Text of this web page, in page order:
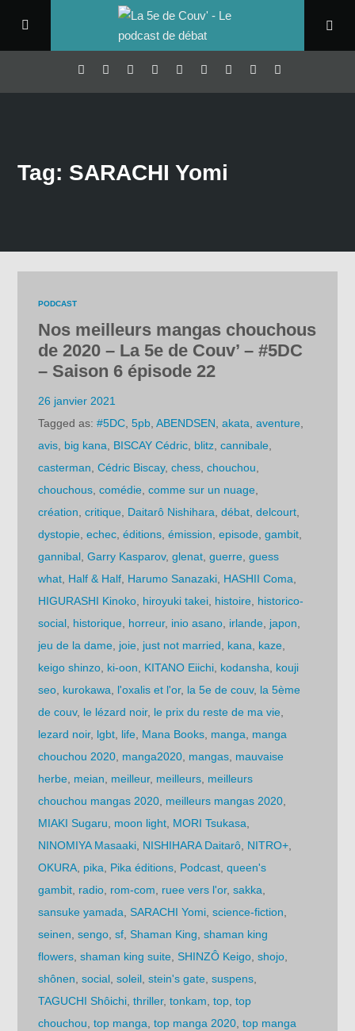
Tag: SARACHI Yomi
PODCAST
Nos meilleurs mangas chouchous
de 2020 – La 5e de Couv’ – #5DC
– Saison 6 épisode 22
26 janvier 2021
Tagged as:#5DC ,5pb ,ABENDSEN ,akata ,aventure
avis big kana BISCAY Cédric blitz ,cannibale
casterman ,Cédric Biscay,chess ,chouchou
chouchous ,comédie ,comme sur un nuage
création ,critique Daitarô Nishihara ,débat ,delcourt
dystopie ,echec ,éditions ,émission ,episode ,gambit
gannibal ,Garry Kasparov,glenat ,guerre ,guess
what Half & Half Harumo Sanazaki HASHII Coma
HIGURASHI Kinoko hiroyuki takei histoire historico-
social historique horreur, inio asano irlande japon
jeu de la dame joie just not married kana kaze
keigo shinzo ki-oon KITANO Eiichi kodansha
kouji
seo kurokawa l'oxalis et l'or, la 5e de couv, la 5ème
de couv, le lézard noir, le prix du reste de ma vie
lezard noir, lgbt life Mana Books manga
manga
chouchou 2020 manga2020 mangas mauvaise
herbe meian meilleur, meilleurs meilleurs
chouchou mangas 2020 meilleurs mangas 2020
MIAKI Sugaru
moon light MORI Tsukasa
NINOMIYA Masaaki NISHIHARA Daitarô NITRO+
OKURA pika Pika éditions Podcast ,queen's
gambit radio rom-com ruee vers l'or,sakka
sansuke yamada ,SARACHI Yomi ,science-fiction
seinen ,sengo ,sf ,Shaman King ,shaman king
flowers ,shaman king suite ,SHINZÔ Keigo ,shojo
shônen ,social ,soleil ,stein's gate ,suspens
TAGUCHI Shôichi ,thriller,tonkam ,top ,top
chouchou ,top manga ,top manga 2020 ,top manga